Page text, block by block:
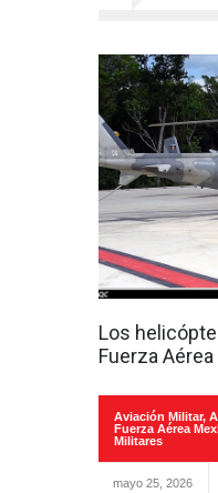
Los
Fuerza
Aviación Militar,
Fuerza Aérea
Militares
mayo 25, 2026